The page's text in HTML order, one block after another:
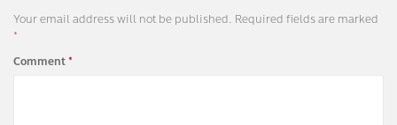
Your email address will not be published. Required fields are marked
*
Comment*